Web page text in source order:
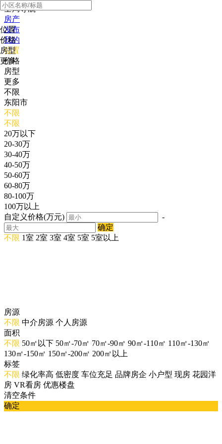
全局导航
房产
发布
我的
位置
价格
房型
更多
位置
价格
房型
更多
不限
东阳市
不限
不限
20万以下
20-30万
30-40万
40-50万
50-60万
60-80万
80-100万
100万以上
自定义价格(万元)
-
确定
不限 1室 2室 3室 4室 5室 5室以上
房源
不限 中介房源 个人房源
面积
不限 50㎡以下 50㎡-70㎡ 70㎡-90㎡ 90㎡-110㎡ 110㎡-130㎡
130㎡-150㎡ 150㎡-200㎡ 200㎡以上
标签
不限 绿化率高 低密度 车位充足 品牌房企 小户型 现房 花园洋
房 VR看房 优惠楼盘
清空条件
确定